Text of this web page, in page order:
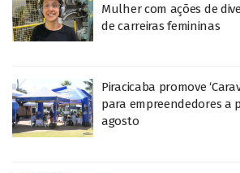
Mulher com ações de
de carreiras femininas
Piracicaba promove
para empreendedores a
agosto